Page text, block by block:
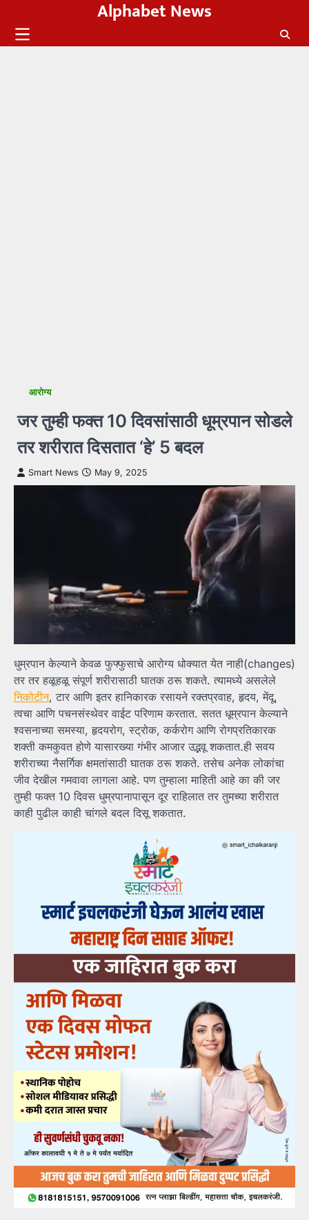
content
Alphabet News
आरोग्य
जर तुम्ही फक्त 10 दिवसांसाठी धूम्रपान सोडले
तर शरीरात दिसतात ‘हे’ 5 बदल
Smart News May 9, 2025
धुम्रपान केल्याने केवळ फुफ्फुसाचे आरोग्य धोक्यात येत नाही(changes)
तर तर हळूहळू संपूर्ण शरीरासाठी घातक ठरू शकते. त्यामध्ये असलेले
निकोटीन, टार आणि इतर हानिकारक रसायने रक्तप्रवाह, हृदय, मेंदू,
त्वचा आणि पचनसंस्थेवर वाईट परिणाम करतात. सतत धूम्रपान केल्याने
श्वसनाच्या समस्या, हृदयरोग, स्ट्रोक, कर्करोग आणि रोगप्रतिकारक
शक्ती कमकुवत होणे यासारख्या गंभीर आजार उद्भवू शकतात.ही सवय
शरीराच्या नैसर्गिक क्षमतांसाठी घातक ठरू शकते. तसेच अनेक लोकांचा
जीव देखील गमवावा लागला आहे. पण तुम्हाला माहिती आहे का की जर
तुम्ही फक्त 10 दिवस धुम्रपानापासून दूर राहिलात तर तुमच्या शरीरात
काही पुढील काही चांगले बदल दिसू शकतात.